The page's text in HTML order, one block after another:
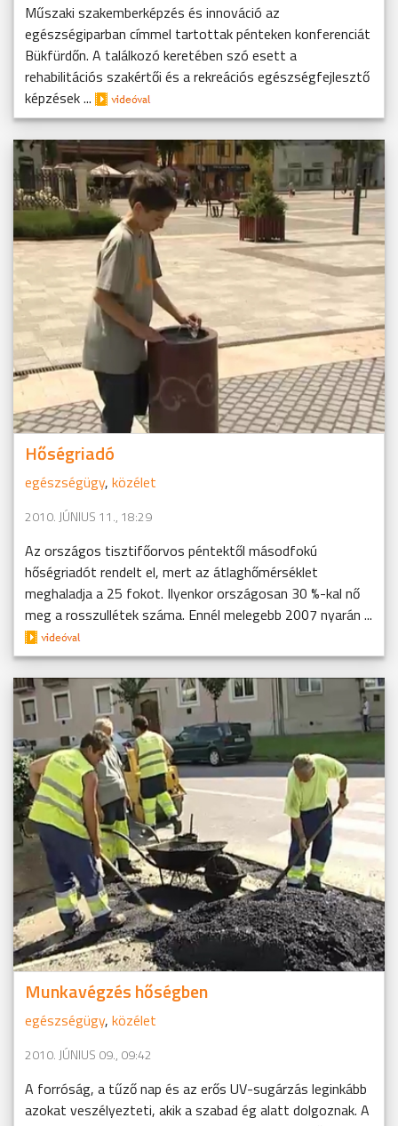
Műszaki szakemberképzés és innováció az
egészségiparban címmel tartottak pénteken konferenciát
Bükfürdőn. A találkozó keretében szó esett a
rehabilitációs szakértői és a rekreációs egészségfejlesztő
képzések ...
Hőségriadó
egészségügy, közélet
2010. JÚNIUS 11., 18:29
Az országos tisztifőorvos péntektől másodfokú
hőségriadót rendelt el, mert az átlaghőmérséklet
meghaladja a 25 fokot. Ilyenkor országosan 30 %-kal nő
meg a rosszullétek száma. Ennél melegebb 2007 nyarán ...
Munkavégzés hőségben
egészségügy, közélet
2010. JÚNIUS 09., 09:42
A forróság, a tűző nap és az erős UV-sugárzás leginkább
azokat veszélyezteti, akik a szabad ég alatt dolgoznak. A